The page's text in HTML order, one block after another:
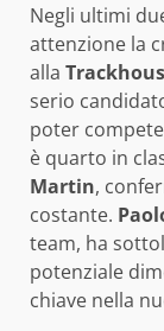
Negli ultimi
attenzione la
alla
serio
poter
è quarto in
Martin,
costante.
team, ha
potenziale
chiave nella